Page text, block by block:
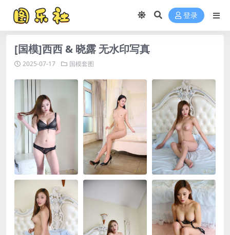
登录
[国模]西西 & 晓露 无水印写真
2025-07-17 国模套图